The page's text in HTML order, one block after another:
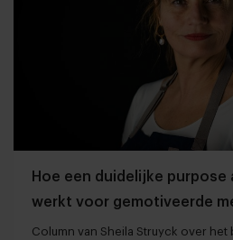
Hoe een duidelijke purpose
werkt voor gemotiveerde
Column van Sheila Struyck over